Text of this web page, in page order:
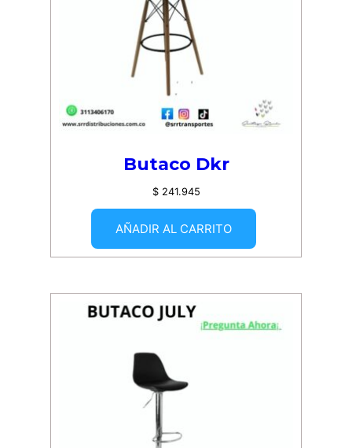
Butaco Dkr
$241.945
AÑADIR AL CARRITO